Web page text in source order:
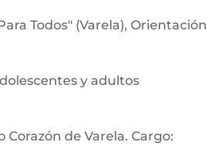
Todos" (Varela), Orientación
y adultos
Corazón deVarela. Cargo: